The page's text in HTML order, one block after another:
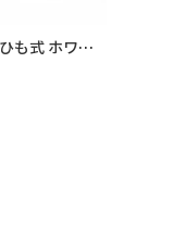
コンビかぶり面 ひも式 ホワイトクロコダイル ME-2WC